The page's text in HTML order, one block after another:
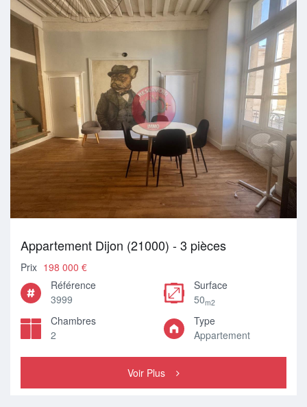
Appartement Dijon (21000) - 3 pièces
Prix 198 000 €
Référence
3999
Surface
50m2
Chambres
2
Type
Appartement
Voir Plus